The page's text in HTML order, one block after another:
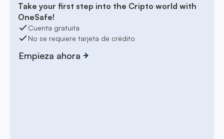
Take your first step into the Cripto world with
OneSafe!
Cuenta gratuita
No se requiere tarjeta de crédito
Empieza ahora